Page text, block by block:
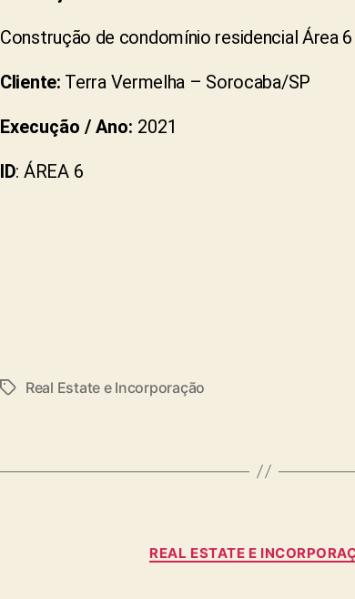
Construção de condomínio residencial Área
Cliente: Terra Vermelha – Sorocaba/SP
Execução / Ano: 2021
ID: ÁREA 6
Real Estate e Incorporação
REAL ESTATE E